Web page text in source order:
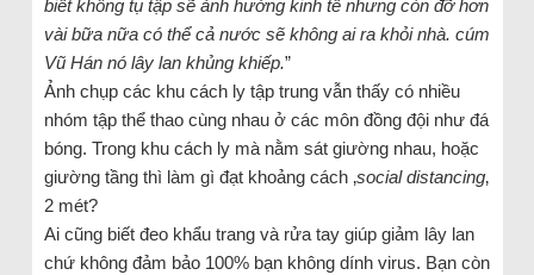
biết không tụ tập sẽ ảnh hưởng kinh tế nhưng còn đỡ hơn
vài bữa nữa có thể cả nước sẽ không ai ra khỏi nhà. cúm
Vũ Hán nó lây lan khủng khiếp.”
Ảnh chụp các khu cách ly tập trung vẫn thấy có nhiều
nhóm tập thể thao cùng nhau ở các môn đồng đội như đá
bóng. Trong khu cách ly mà nằm sát giường nhau, hoặc
giường tầng thì làm gì đạt khoảng cách ‚social distancing‚
2 mét?
Ai cũng biết đeo khẩu trang và rửa tay giúp giảm lây lan
chứ không đảm bảo 100% bạn không dính virus. Bạn còn